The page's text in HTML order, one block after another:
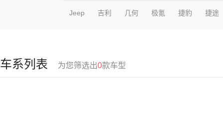
Jeep 吉利 几何 极氪 捷豹 捷途
车系列表 为您筛选出0款车型